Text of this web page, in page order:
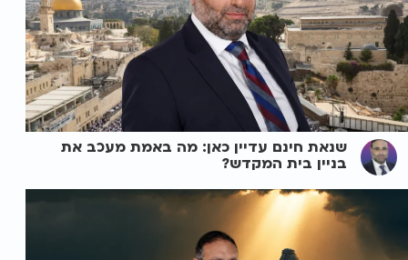
שנאת חינם עדיין כאן: מה באמת מעכב את
בניין בית המקדש?